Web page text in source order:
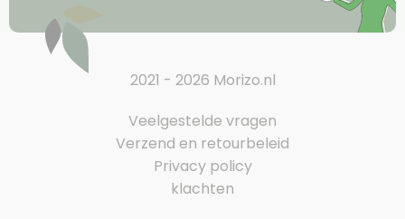
2021 - 2026 Morizo.nl
Veelgestelde vragen
Verzend en retourbeleid
Privacy policy
klachten